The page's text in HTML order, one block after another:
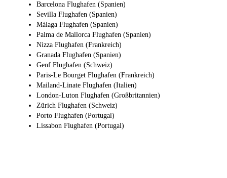
Barcelona Flughafen (Spanien)
Sevilla Flughafen (Spanien)
Málaga Flughafen (Spanien)
Palma de Mallorca Flughafen (Spanien)
Nizza Flughafen (Frankreich)
Granada Flughafen (Spanien)
Genf Flughafen (Schweiz)
Paris-Le Bourget Flughafen (Frankreich)
Mailand-Linate Flughafen (Italien)
London-Luton Flughafen (Großbritannien)
Zürich Flughafen (Schweiz)
Porto Flughafen (Portugal)
Lissabon Flughafen (Portugal)